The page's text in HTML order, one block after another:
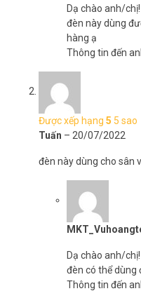
Dạ chào anh/chị!
đèn này dùng
hàng ạ
Thông tin đến
Được xếp hạng 5 5 sao
Tuấn – 20/07/2022
đèn này dùng cho sân
Dạ chào anh/chị!
đèn có thể dùng
Thông tin đến